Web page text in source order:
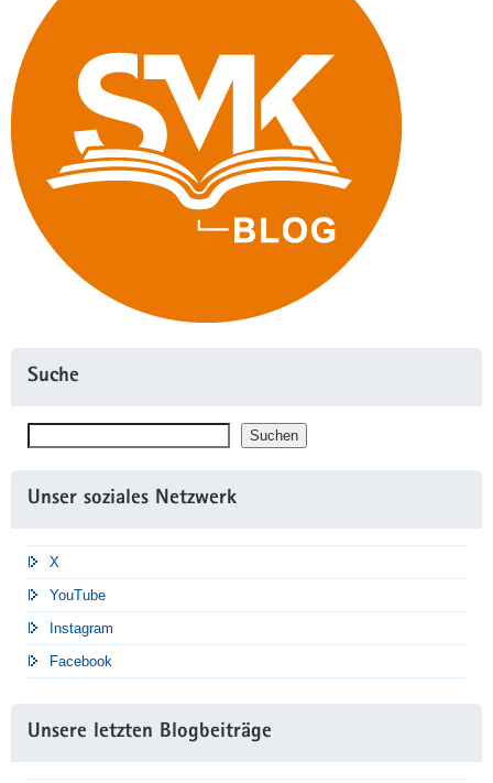
Suche
Suchen
Unser soziales Netzwerk
X
YouTube
Instagram
Facebook
Unsere letzten Blogbeiträge